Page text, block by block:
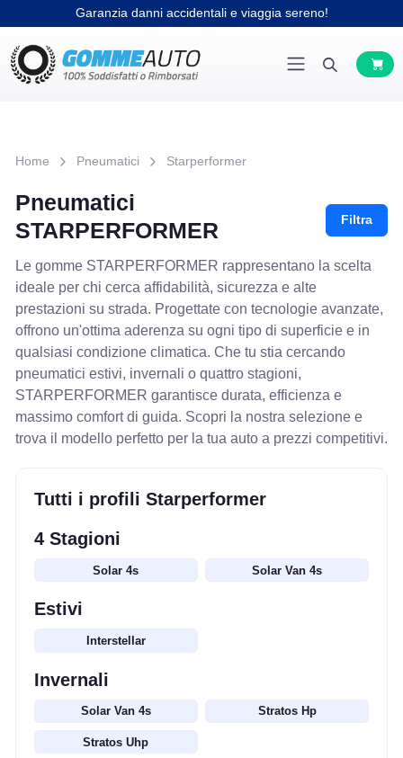
Garanzia danni accidentali e viaggia sereno!
Home Pneumatici Starperformer
Pneumatici
STARPERFORMER
Filtra
Le gomme STARPERFORMER rappresentano la scelta
ideale per chi cerca affidabilità, sicurezza e alte
prestazioni su strada. Progettate con tecnologie avanzate,
offrono un'ottima aderenza su ogni tipo di superficie e in
qualsiasi condizione climatica. Che tu stia cercando
pneumatici estivi, invernali o quattro stagioni,
STARPERFORMER garantisce durata, efficienza e
massimo comfort di guida. Scopri la nostra selezione e
trova il modello perfetto per la tua auto a prezzi competitivi.
Tutti i profili Starperformer
4 Stagioni
Solar 4s Solar Van 4s
Estivi
Interstellar
Invernali
Solar Van 4s Stratos Hp
Stratos Uhp